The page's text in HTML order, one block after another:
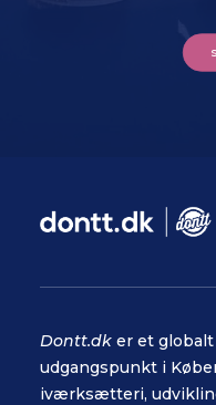
Dontt.dk er et
udgangspunkt i
iværksætteri,